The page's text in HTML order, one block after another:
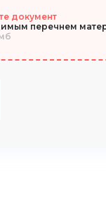
документ
перечнем